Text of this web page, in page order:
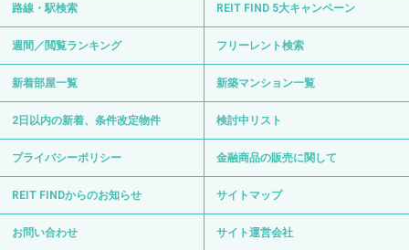
路線・駅検索 REIT FIND 5大キャンペーン
週間／閲覧ランキング フリーレント検索
新着部屋一覧 新築マンション一覧
2日以内の新着、条件改定物件 検討中リスト
プライバシーポリシー 金融商品の販売に関して
REIT FINDからのお知らせ サイトマップ
お問い合わせ サイト運営会社